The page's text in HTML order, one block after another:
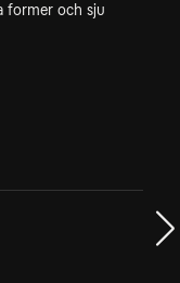
former och sju